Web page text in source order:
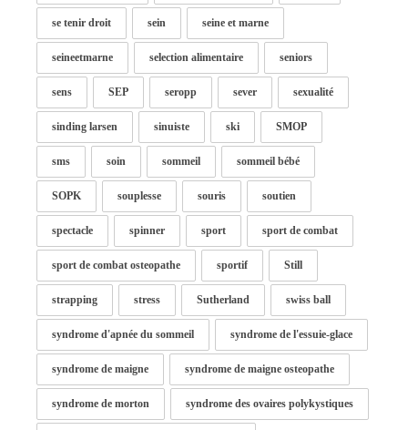
se tenir droit sein seine et marne
seineetmarne selection alimentaire seniors
sens SEP seropp sever sexualité
sinding larsen sinuiste ski SMOP
sms soin sommeil sommeil bébé
SOPK souplesse souris soutien
spectacle spinner sport sport de combat
sport de combat osteopathe sportif Still
strapping stress Sutherland swiss ball
syndrome d'apnée du sommeil syndrome de l'essuie-glace
syndrome de maigne syndrome de maigne osteopathe
syndrome de morton syndrome des ovaires polykystiques